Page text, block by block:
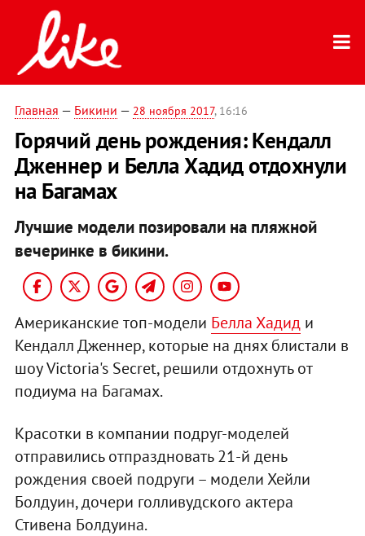
Главная — Бикини — 28 ноября 2017, 16:16
Горячий день рождения: Кендалл
Дженнер и Белла Хадид отдохнули
на Багамах
Лучшие модели позировали на пляжной
вечеринке в бикини.
Американские топ-модели Белла Хадиди
Кендалл Дженнер, которые на днях блистали в
шоу Victoria's Secret, решили отдохнуть от
подиума на Багамах.
Красотки в компании подруг-моделей
отправились отпраздновать 21-й день
рождения своей подруги – модели Хейли
Болдуин, дочери голливудского актера
Стивена Болдуина.